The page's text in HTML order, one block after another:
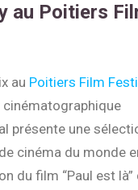
au Poitiers
au Poitiers Film
présente une
cinéma du monde
du film “Paul est là”